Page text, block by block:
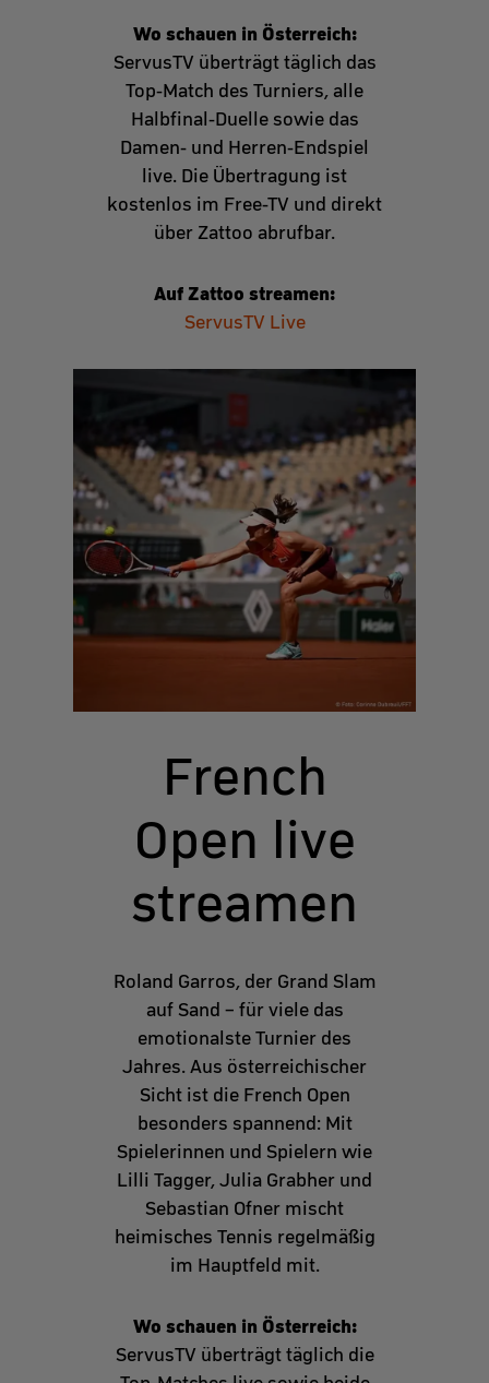
Wo schauen in Österreich:
ServusTV überträgt täglich das
Top-Match des Turniers, alle
Halbfinal-Duelle sowie das
Damen- und Herren-Endspiel
live. Die Übertragung ist
kostenlos im Free-TV und direkt
über Zattoo abrufbar.
Auf Zattoo streamen:
ServusTV Live
French
Open live
streamen
Roland Garros, der Grand Slam
auf Sand – für viele das
emotionalste Turnier des
Jahres. Aus österreichischer
Sicht ist die French Open
besonders spannend: Mit
Spielerinnen und Spielern wie
Lilli Tagger, Julia Grabher und
Sebastian Ofner mischt
heimisches Tennis regelmäßig
im Hauptfeld mit.
Wo schauen in Österreich:
ServusTV überträgt täglich die